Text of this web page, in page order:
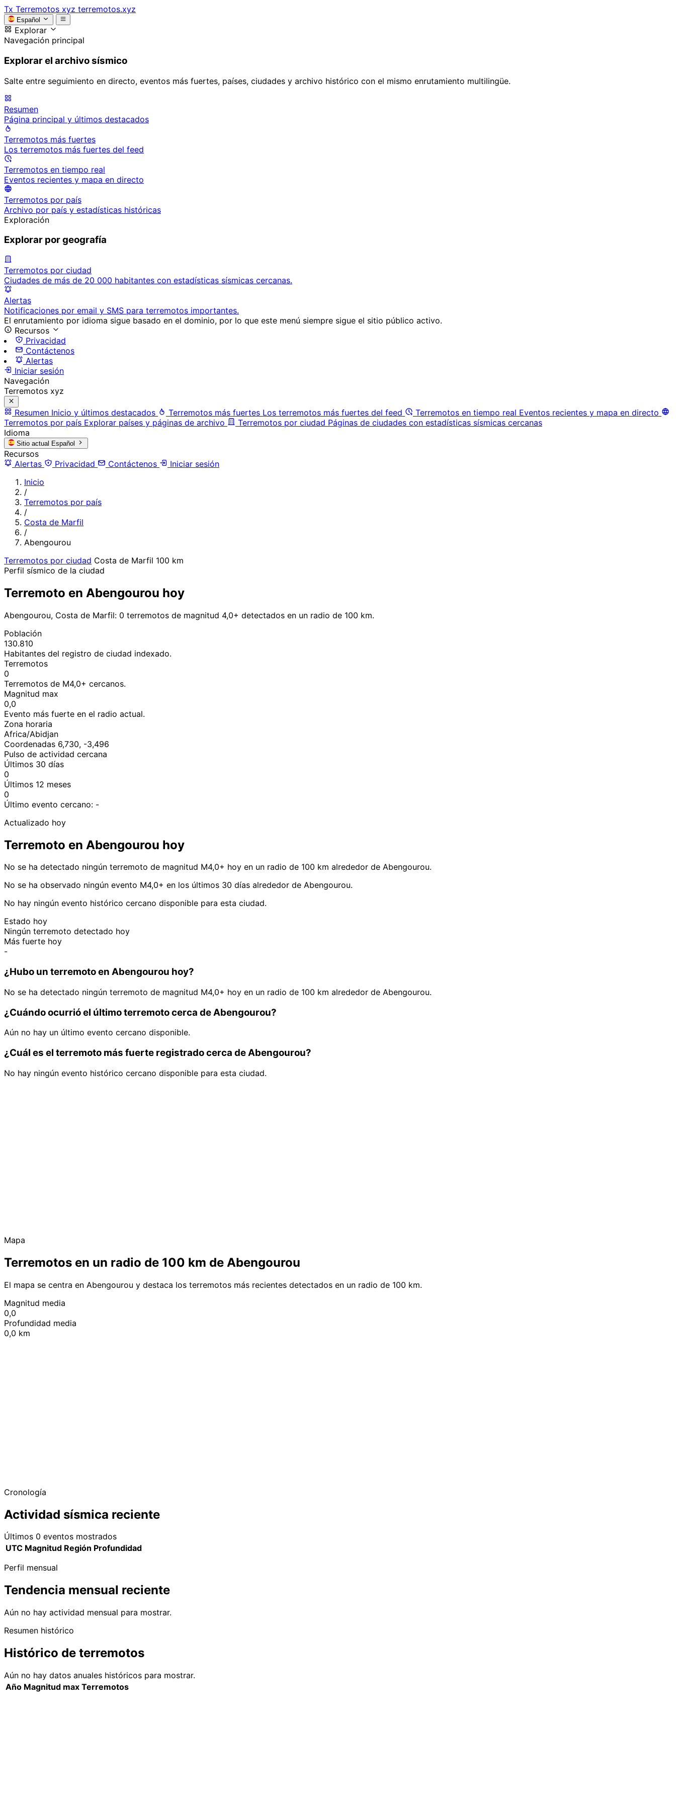
Tx Terremotos xyz terremotos.xyz
Español
Explorar
Navegación principal
Explorar el archivo sísmico
Salte entre seguimiento en directo, eventos más fuertes, países, ciudades y archivo histórico con el mismo enrutamiento multilingüe.
Resumen
Página principal y últimos destacados
Terremotos más fuertes
Los terremotos más fuertes del feed
Terremotos en tiempo real
Eventos recientes y mapa en directo
Terremotos por país
Archivo por país y estadísticas históricas
Exploración
Explorar por geografía
Terremotos por ciudad
Ciudades de más de 20 000 habitantes con estadísticas sísmicas cercanas.
Alertas
Notificaciones por email y SMS para terremotos importantes.
El enrutamiento por idioma sigue basado en el dominio, por lo que este menú siempre sigue el sitio público activo.
Recursos
Privacidad
Contáctenos
Alertas
Iniciar sesión
Navegación
Terremotos xyz
Resumen Inicio y últimos destacados Terremotos más fuertes Los terremotos más fuertes del feed Terremotos en tiempo real Eventos recientes y mapa en directo
Terremotos por país Explorar países y páginas de archivo Terremotos por ciudad Páginas de ciudades con estadísticas sísmicas cercanas
Idioma
Sitio actual Español
Recursos
Alertas
Privacidad Contáctenos
Iniciar sesión
Inicio
/
Terremotos por país
/
Costa de Marfil
/
Abengourou
Terremotos por ciudad Costa de Marfil 100 km
Perfil sísmico de la ciudad
Terremoto en Abengourou hoy
Abengourou, Costa de Marfil: 0 terremotos de magnitud 4,0+ detectados en un radio de 100 km.
Población
130.810
Habitantes del registro de ciudad indexado.
Terremotos
0
Terremotos de M4,0+ cercanos.
Magnitud max
0,0
Evento más fuerte en el radio actual.
Zona horaria
Africa/Abidjan
Coordenadas 6,730, -3,496
Pulso de actividad cercana
Últimos 30 días
0
Últimos 12 meses
0
Último evento cercano: -
Actualizado hoy
Terremoto en Abengourou hoy
No se ha detectado ningún terremoto de magnitud M4,0+ hoy en un radio de 100 km alrededor de Abengourou.
No se ha observado ningún evento M4,0+ en los últimos 30 días alrededor de Abengourou.
No hay ningún evento histórico cercano disponible para esta ciudad.
Estado hoy
Ningún terremoto detectado hoy
Más fuerte hoy
-
¿Hubo un terremoto en Abengourou hoy?
No se ha detectado ningún terremoto de magnitud M4,0+ hoy en un radio de 100 km alrededor de Abengourou.
¿Cuándo ocurrió el último terremoto cerca de Abengourou?
Aún no hay un último evento cercano disponible.
¿Cuál es el terremoto más fuerte registrado cerca de Abengourou?
No hay ningún evento histórico cercano disponible para esta ciudad.
Mapa
Terremotos en un radio de 100 km de Abengourou
El mapa se centra en Abengourou y destaca los terremotos más recientes detectados en un radio de 100 km.
Magnitud media
0,0
Profundidad media
0,0 km
Cronología
Actividad sísmica reciente
Últimos 0 eventos mostrados
UTC Magnitud Región Profundidad
Perfil mensual
Tendencia mensual reciente
Aún no hay actividad mensual para mostrar.
Resumen histórico
Histórico de terremotos
Aún no hay datos anuales históricos para mostrar.
Año Magnitud max Terremotos